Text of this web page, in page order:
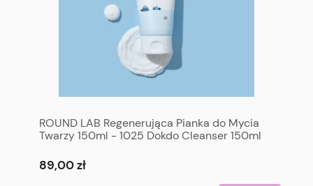
ROUND LAB Regenerująca Pianka do Mycia
Twarzy 150ml - 1025 Dokdo Cleanser 150ml
89,00 zł